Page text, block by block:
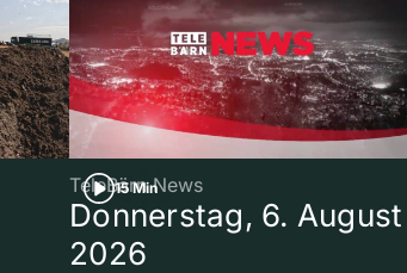
15 Min
TeleBärn News
Donnerstag, 6. August
2026